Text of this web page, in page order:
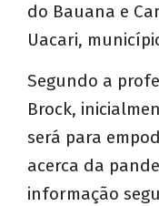
do Bauana e
Uacari,
Segundo a
Brock,
será para
acerca da
informação